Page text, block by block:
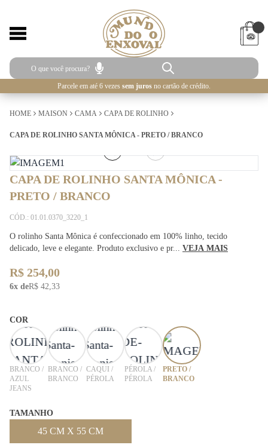
Parcele em até 6 vezes sem juros no cartão de crédito.
HOME MAISON CAMA CAPA DE ROLINHO
CAPA DE ROLINHO SANTA MÔNICA - PRETO / BRANCO
CAPA DE ROLINHO SANTA MÔNICA -
PRETO / BRANCO
CÓD.: 01.01.0370_3220_1
O rolinho Santa Mônica é confeccionado em 100% linho, tecido
delicado, leve e elegante. Produto exclusivo e pr... VEJA MAIS
R$ 254,00
6x deR$ 42,33
COR
BRANCO /
AZUL
JEANS
BRANCO /
BRANCO
CAQUI /
PÉROLA
PÉROLA /
PÉROLA
PRETO /
BRANCO
TAMANHO
45 CM X 55 CM